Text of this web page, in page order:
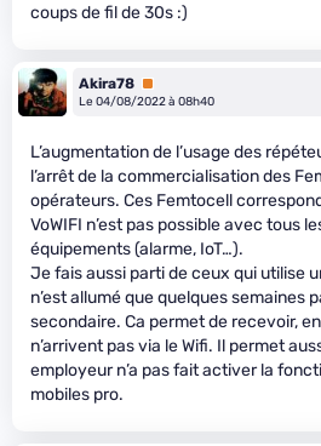
coups de fil de 30s :)
Akira78 Premium
Le 04/08/2022 à 08h40
L’augmentation de l’usage des
l’arrêt de la commercialisation des
opérateurs. Ces Femtocell
VoWIFI n’est pas possible avec tous
équipements (alarme, IoT…).
Je fais aussi parti de ceux qui utilise
n’est allumé que quelques semaines
secondaire. Ca permet de recevoir,
n’arrivent pas via le Wifi. Il permet
employeur n’a pas fait activer la
mobiles pro.